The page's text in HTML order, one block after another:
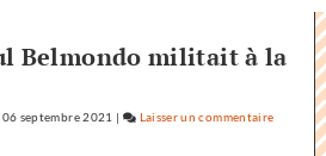
Belmondo militait à la
06 septembre 2021 | Laisser un commentaire